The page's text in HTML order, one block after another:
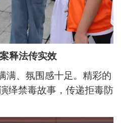
释法传实效
满、氛围感十足。精彩的
绎禁毒故事，传递拒毒防